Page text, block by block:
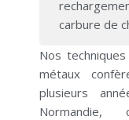
carbure de
Nos
métaux
plusieurs
Normandie,